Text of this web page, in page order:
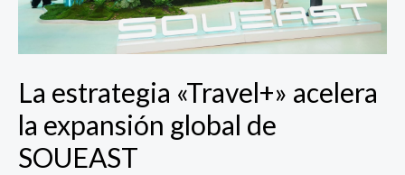
La estrategia «Travel+» acelera
la expansión global de
SOUEAST